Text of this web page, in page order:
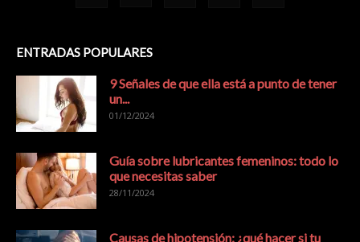
ENTRADAS POPULARES
9 Señales de que ella está a punto de tener
un...
01/12/2024
Guía sobre lubricantes femeninos: todo lo
que necesitas saber
28/11/2024
Causas de hipotensión: ¿qué hacer si tu